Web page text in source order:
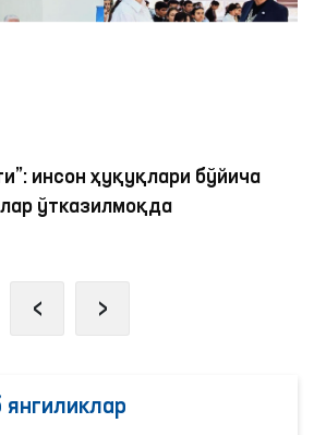
инсон ҳуқуқлари бўйича
ўтказилмоқда
‹ ›